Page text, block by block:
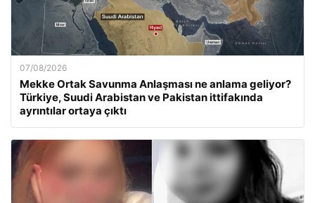
07/08/2026
Mekke Ortak Savunma Anlaşması ne anlama geliyor?
Türkiye, Suudi Arabistan ve Pakistan ittifakında
ayrıntılar ortaya çıktı